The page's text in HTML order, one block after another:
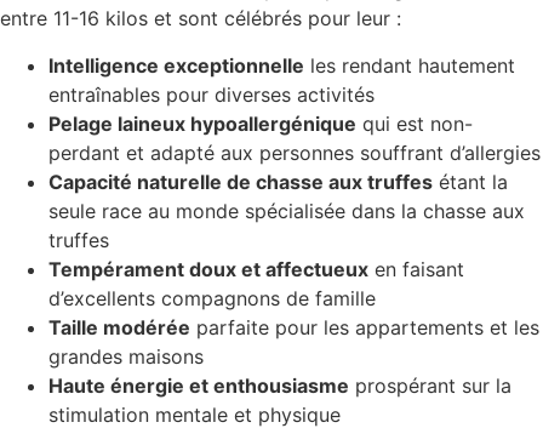
entre 11-16 kilos et sont célébrés pour leur :
Intelligence exceptionnelle les rendant hautement
entraînables pour diverses activités
Pelage laineux hypoallergénique qui est non-
perdant et adapté aux personnes souffrant d’allergies
Capacité naturelle de chasse aux truffes étant la
seule race au monde spécialisée dans la chasse aux
truffes
Tempérament doux et affectueux en faisant
d’excellents compagnons de famille
Taille modérée parfaite pour les appartements et les
grandes maisons
Haute énergie et enthousiasme prospérant sur la
stimulation mentale et physique